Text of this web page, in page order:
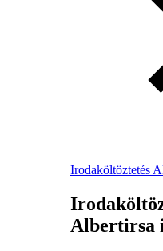
Irodaköltöztetés
Albertirsa